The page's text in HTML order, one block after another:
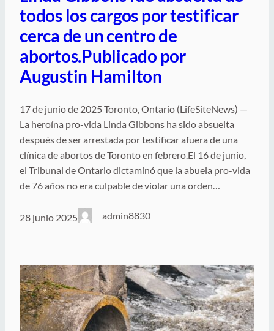
todos los cargos por testificar
cerca de un centro de
abortos.Publicado por
Augustin Hamilton
17 de junio de 2025 Toronto, Ontario (LifeSiteNews) —
La heroína pro-vida Linda Gibbons ha sido absuelta
después de ser arrestada por testificar afuera de una
clínica de abortos de Toronto en febrero.El 16 de junio,
el Tribunal de Ontario dictaminó que la abuela pro-vida
de 76 años no era culpable de violar una orden…
28 junio 2025 admin8830